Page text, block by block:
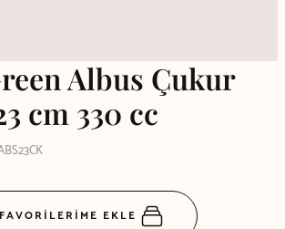
Albus Çukur
cm 330 cc
FAVORİLERİME EKLE